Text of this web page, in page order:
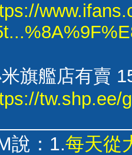
旗艦店有賣
tw.shp.ee/
說：1.每天從